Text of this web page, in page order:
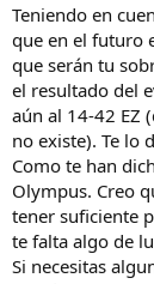
Teniendo en
que en el futuro
que serán tu
el resultado del
aún al 14-42 EZ
no existe). Te lo
Como te han
Olympus. Creo
tener suficiente
te falta algo de
Si necesitas